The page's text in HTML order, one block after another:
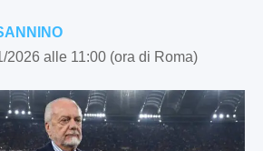
2026 alle 11:00 (ora di Roma)